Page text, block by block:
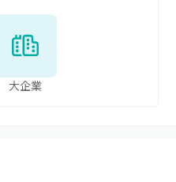
大企業